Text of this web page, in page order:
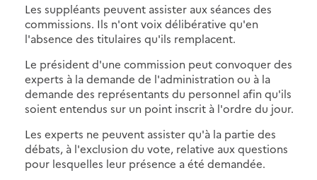
Les suppléants peuvent assister aux séances des
commissions. Ils n'ont voix délibérative qu'en
l'absence des titulaires qu'ils remplacent.
Le président d'une commission peut convoquer des
experts à la demande de l'administration ou à la
demande des représentants du personnel afin qu'ils
soient entendus sur un point inscrit à l'ordre du jour.
Les experts ne peuvent assister qu'à la partie des
débats, à l'exclusion du vote, relative aux questions
pour lesquelles leur présence a été demandée.